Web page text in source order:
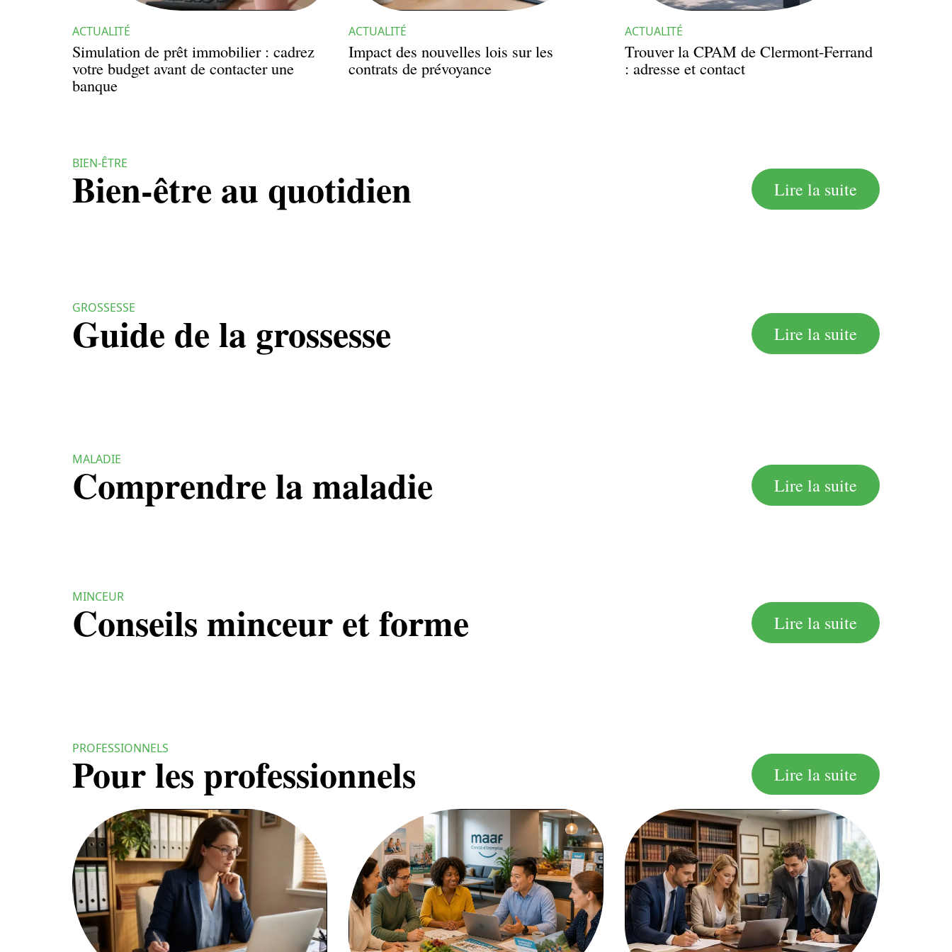
ACTUALITÉ
Simulation de prêt immobilier : cadrez
votre budget avant de contacter une
banque
ACTUALITÉ
Impact des nouvelles lois sur les
contrats de prévoyance
ACTUALITÉ
Trouver la CPAM de Clermont-Ferrand
: adresse et contact
BIEN-ÊTRE
Bien-être au quotidien Lire la suite
GROSSESSE
Guide de la grossesse Lire la suite
MALADIE
Comprendre la maladie Lire la suite
MINCEUR
Conseils minceur et forme Lire la suite
PROFESSIONNELS
Pour les professionnels Lire la suite